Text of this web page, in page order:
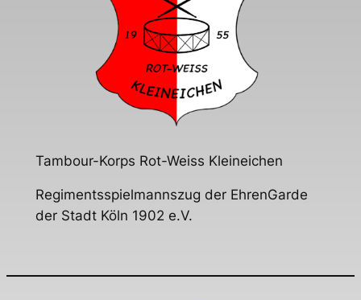
Tambour-Korps Rot-Weiss Kleineichen
Regimentsspielmannszug der EhrenGarde
der Stadt Köln 1902 e.V.